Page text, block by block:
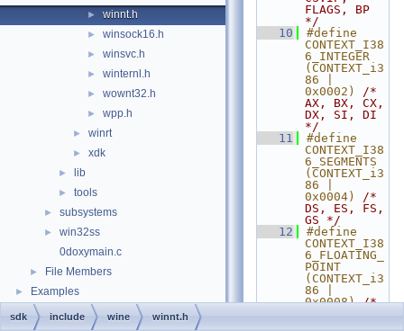
► winnt.h
► winsock16.h
► winsvc.h
► winternl.h
► wownt32.h
► wpp.h
► winrt
► xdk
► lib
► tools
► subsystems
►
win32ss
0doxymain.c
► File Members
► Examples
FLAGS, BP
*/
   10
#define
CONTEXT_I38
6_INTEGER
(CONTEXT_i3
86 |
0x0002) /*
AX, BX, CX,
DX, SI, DI
*/
   11
#define
CONTEXT_I38
6_SEGMENTS
(CONTEXT_i3
86 |
0x0004) /*
DS, ES, FS,
GS */
   12
#define
CONTEXT_I38
6_FLOATING_
POINT
(CONTEXT_i3
86 |
0x0008) /*
sdk include wine winnt.h